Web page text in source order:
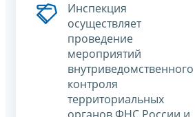
Инспекция
осуществляет
проведение
мероприятий
внутриведомственного
контроля
территориальных